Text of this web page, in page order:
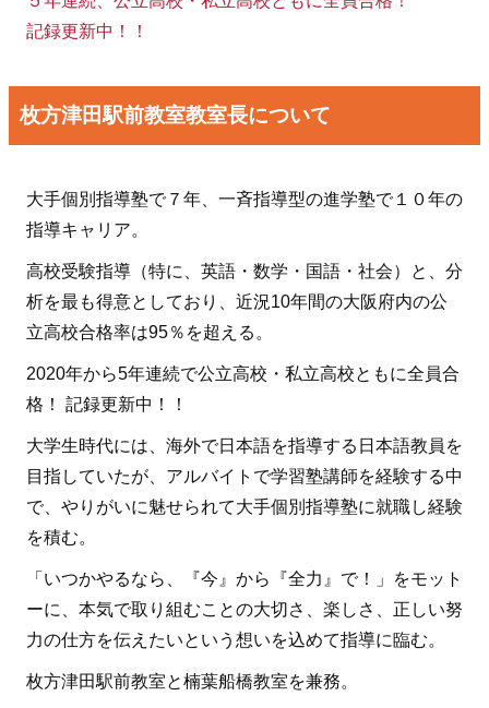
記録更新中！！
枚方津田駅前教室教室長について
大手個別指導塾で７年、一斉指導型の進学塾で１０年の
指導キャリア。
高校受験指導（特に、英語・数学・国語・社会）と、分
析を最も得意としており、近況10年間の大阪府内の公
立高校合格率は95％を超える。
2020年から5年連続で公立高校・私立高校ともに全員合
格！ 記録更新中！！
大学生時代には、海外で日本語を指導する日本語教員を
目指していたが、アルバイトで学習塾講師を経験する中
で、やりがいに魅せられて大手個別指導塾に就職し経験
を積む。
「いつかやるなら、『今』から『全力』で！」をモット
ーに、本気で取り組むことの大切さ、楽しさ、正しい努
力の仕方を伝えたいという想いを込めて指導に臨む。
枚方津田駅前教室と楠葉船橋教室を兼務。